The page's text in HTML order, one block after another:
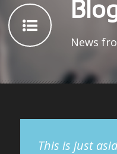
News
This is just